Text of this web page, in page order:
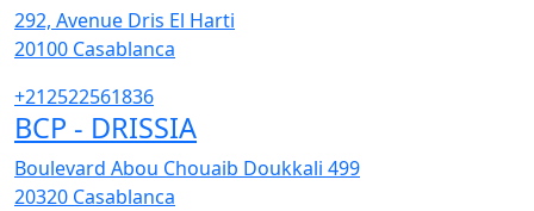
292, Avenue Dris El Harti
20100 Casablanca
+212522561836
BCP - DRISSIA
Boulevard Abou Chouaib Doukkali 499
20320 Casablanca